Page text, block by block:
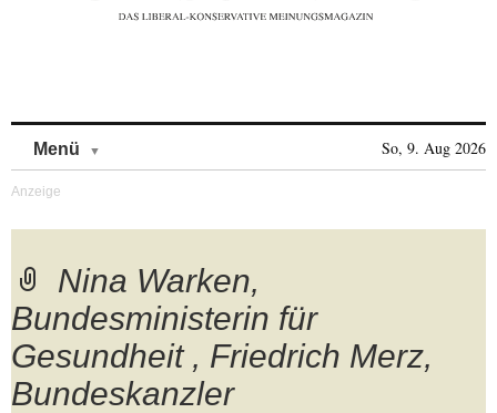
Menü So, 9. Aug 2026
Nina Warken,
Bundesministerin für
Gesundheit , Friedrich Merz,
Bundeskanzler